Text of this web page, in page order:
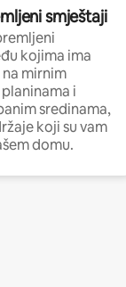
smještaji
kojima ima
mirnim
i
sredinama,
koji su vam
domu.